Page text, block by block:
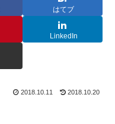
はてブ
LinkedIn
2018.10.11 2018.10.20